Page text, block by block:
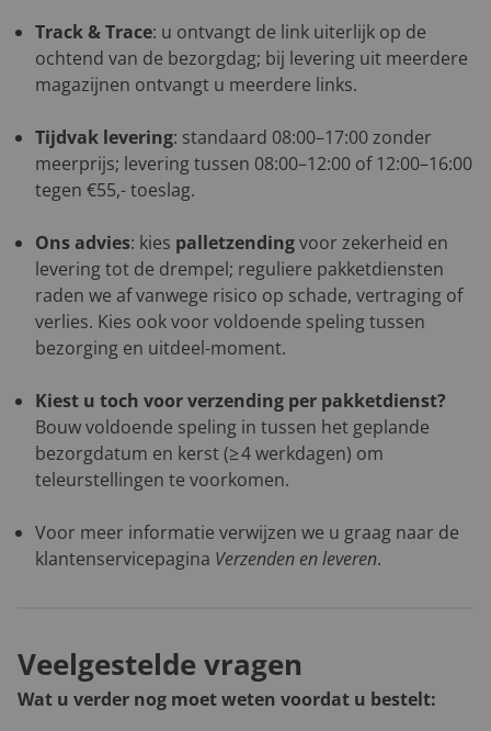
Track & Trace: u ontvangt de link uiterlijk op de
ochtend van de bezorgdag; bij levering uit meerdere
magazijnen ontvangt u meerdere links.
Tijdvak levering: standaard 08:00–17:00 zonder
meerprijs; levering tussen 08:00–12:00 of 12:00–16:00
tegen €55,- toeslag.
Ons advies: kies palletzendingvoor zekerheid en
levering tot de drempel; reguliere pakketdiensten
raden we af vanwege risico op schade, vertraging of
verlies. Kies ook voor voldoende speling tussen
bezorging en uitdeel-moment.
Kiest u toch voor verzending per pakketdienst?
Bouw voldoende speling in tussen het geplande
bezorgdatum en kerst (≥ 4 werkdagen) om
teleurstellingen te voorkomen.
Voor meer informatie verwijzen we u graag naar de
klantenservicepagina Verzenden en leveren.
Veelgestelde vragen
Wat u verder nog moet weten voordat u bestelt: